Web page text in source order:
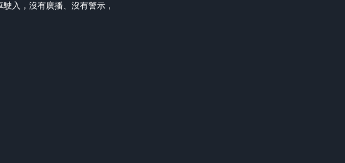
入，沒有廣播、沒有警示，